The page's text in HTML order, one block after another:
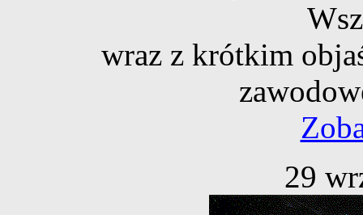
wraz z krótkim
29